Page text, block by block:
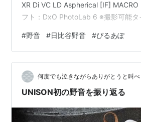
XR Di VC LD Aspherical [IF]
フト：DxO PhotoLab 6 ※撮影可能タ
さい。
#野音 #日比谷野音 #ぴるあぽ
何度でも泣きながらありがとうと叫べ
UNISON初の野音を振り返る